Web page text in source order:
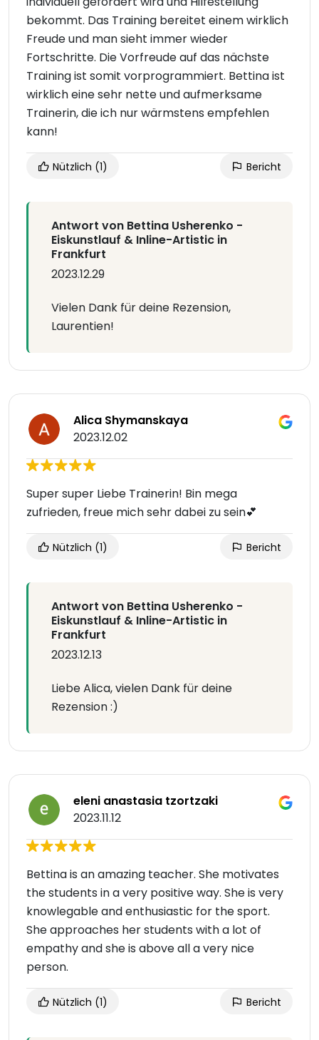
bekommt. Das Training bereitet einem wirklich
Freude und man sieht immer wieder
Fortschritte. Die Vorfreude auf das nächste
Training ist somit vorprogrammiert. Bettina ist
wirklich eine sehr nette und aufmerksame
Trainerin, die ich nur wärmstens empfehlen
kann!
Nützlich (1) Bericht
Antwort von Bettina Usherenko -
Eiskunstlauf & Inline-Artistic in
Frankfurt
2023.12.29
Vielen Dank für deine Rezension,
Laurentien!
Alica Shymanskaya
2023.12.02
Super super Liebe Trainerin! Bin mega
zufrieden, freue mich sehr dabei zu sein💕
Nützlich (1) Bericht
Antwort von Bettina Usherenko -
Eiskunstlauf & Inline-Artistic in
Frankfurt
2023.12.13
Liebe Alica, vielen Dank für deine
Rezension :)
eleni anastasia tzortzaki
2023.11.12
Bettina is an amazing teacher. She motivates
the students in a very positive way. She is very
knowlegable and enthusiastic for the sport.
She approaches her students with a lot of
empathy and she is above all a very nice
person.
Nützlich (1) Bericht